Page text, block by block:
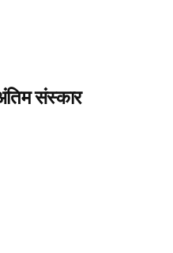
संस्कार